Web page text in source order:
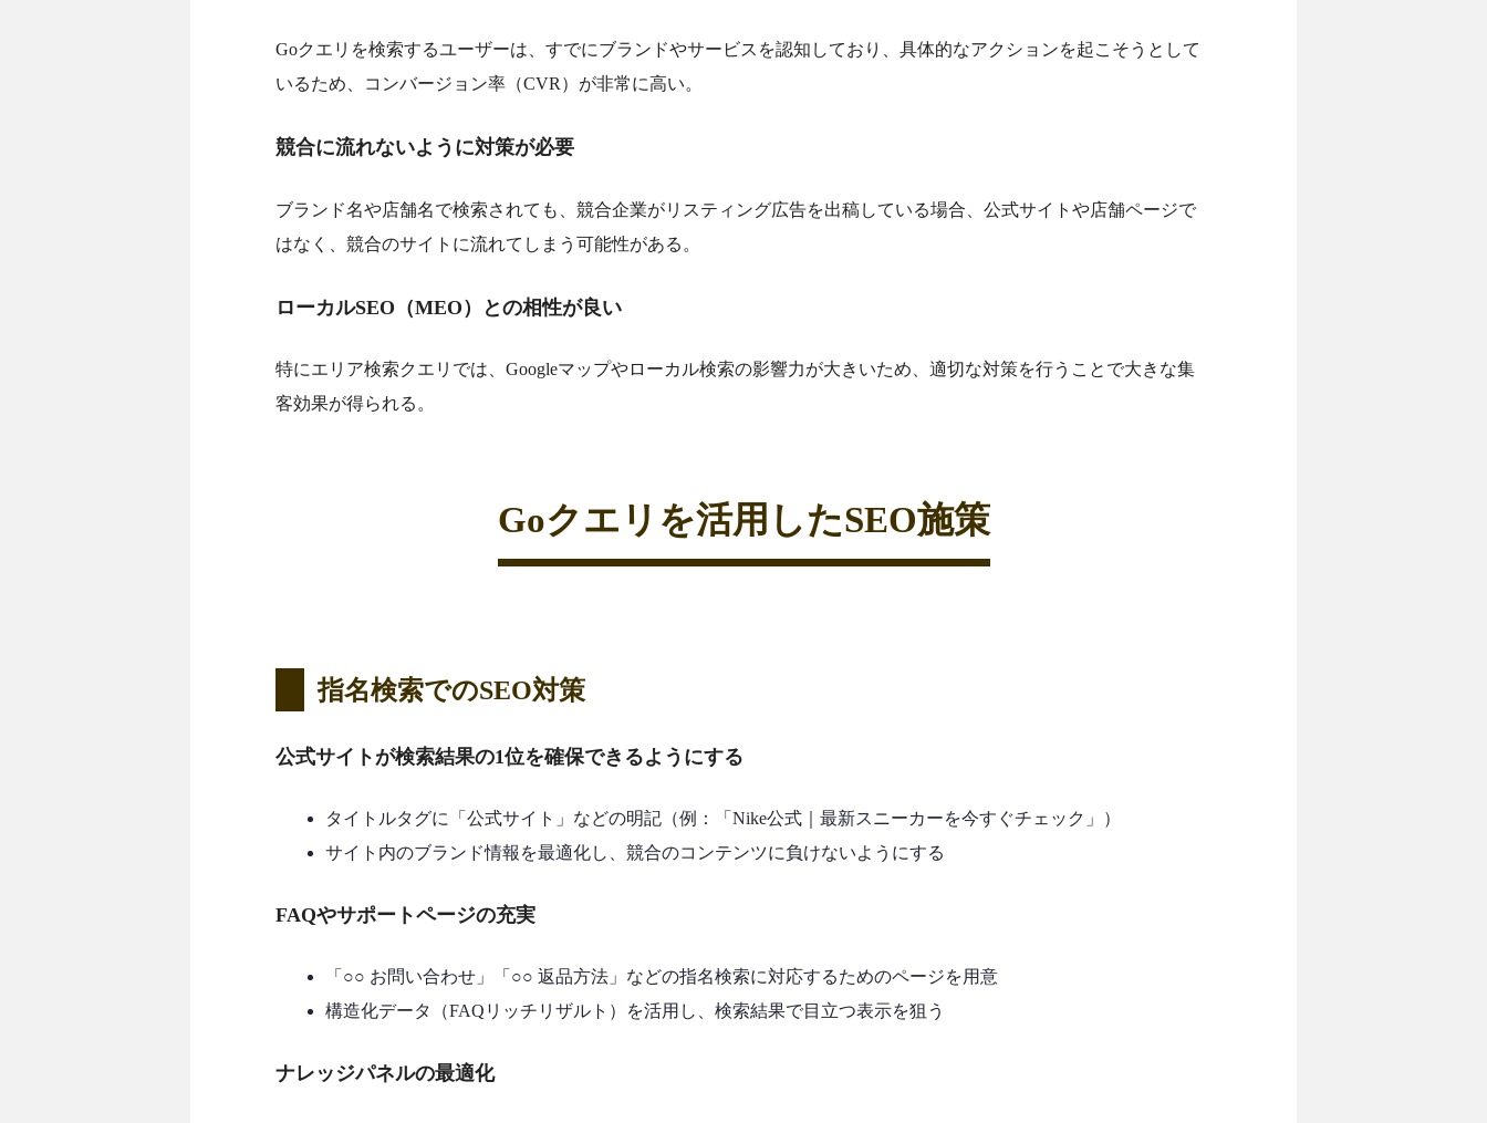
Goクエリを検索するユーザーは、すでにブランドやサービスを認知しており、具体的なアクションを起こそうとして
いるため、コンバージョン率（CVR）が非常に高い。
競合に流れないように対策が必要
ブランド名や店舗名で検索されても、競合企業がリスティング広告を出稿している場合、公式サイトや店舗ページで
はなく、競合のサイトに流れてしまう可能性がある。
ローカルSEO（MEO）との相性が良い
特にエリア検索クエリでは、Googleマップやローカル検索の影響力が大きいため、適切な対策を行うことで大きな集
客効果が得られる。
Goクエリを活用したSEO施策
指名検索でのSEO対策
公式サイトが検索結果の1位を確保できるようにする
タイトルタグに「公式サイト」などの明記（例：「Nike公式｜最新スニーカーを今すぐチェック」）
サイト内のブランド情報を最適化し、競合のコンテンツに負けないようにする
FAQやサポートページの充実
「○○ お問い合わせ」「○○ 返品方法」などの指名検索に対応するためのページを用意
構造化データ（FAQリッチリザルト）を活用し、検索結果で目立つ表示を狙う
ナレッジパネルの最適化